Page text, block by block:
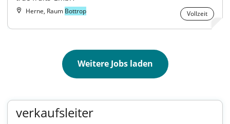
Herne, Raum Bottrop Vollzeit
Weitere Jobs laden
verkaufsleiter